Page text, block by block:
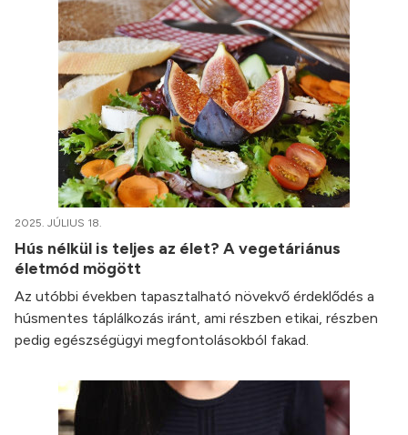
2025. JÚLIUS 18.
Hús nélkül is teljes az élet? A vegetáriánus
életmód mögött
Az utóbbi években tapasztalható növekvő érdeklődés a
húsmentes táplálkozás iránt, ami részben etikai, részben
pedig egészségügyi megfontolásokból fakad.